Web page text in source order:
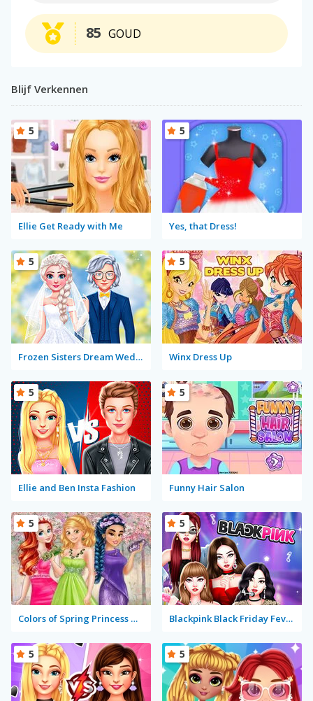
GOUD
85
Blijf Verkennen
Ellie Get Ready with Me
5
Yes, that Dress!
5
Frozen Sisters Dream Wedding
5
Winx Dress Up
5
Ellie and Ben Insta Fashion
5
Funny Hair Salon
5
Colors of Spring Princess Gowns
5
Blackpink Black Friday Fever
5
5 5